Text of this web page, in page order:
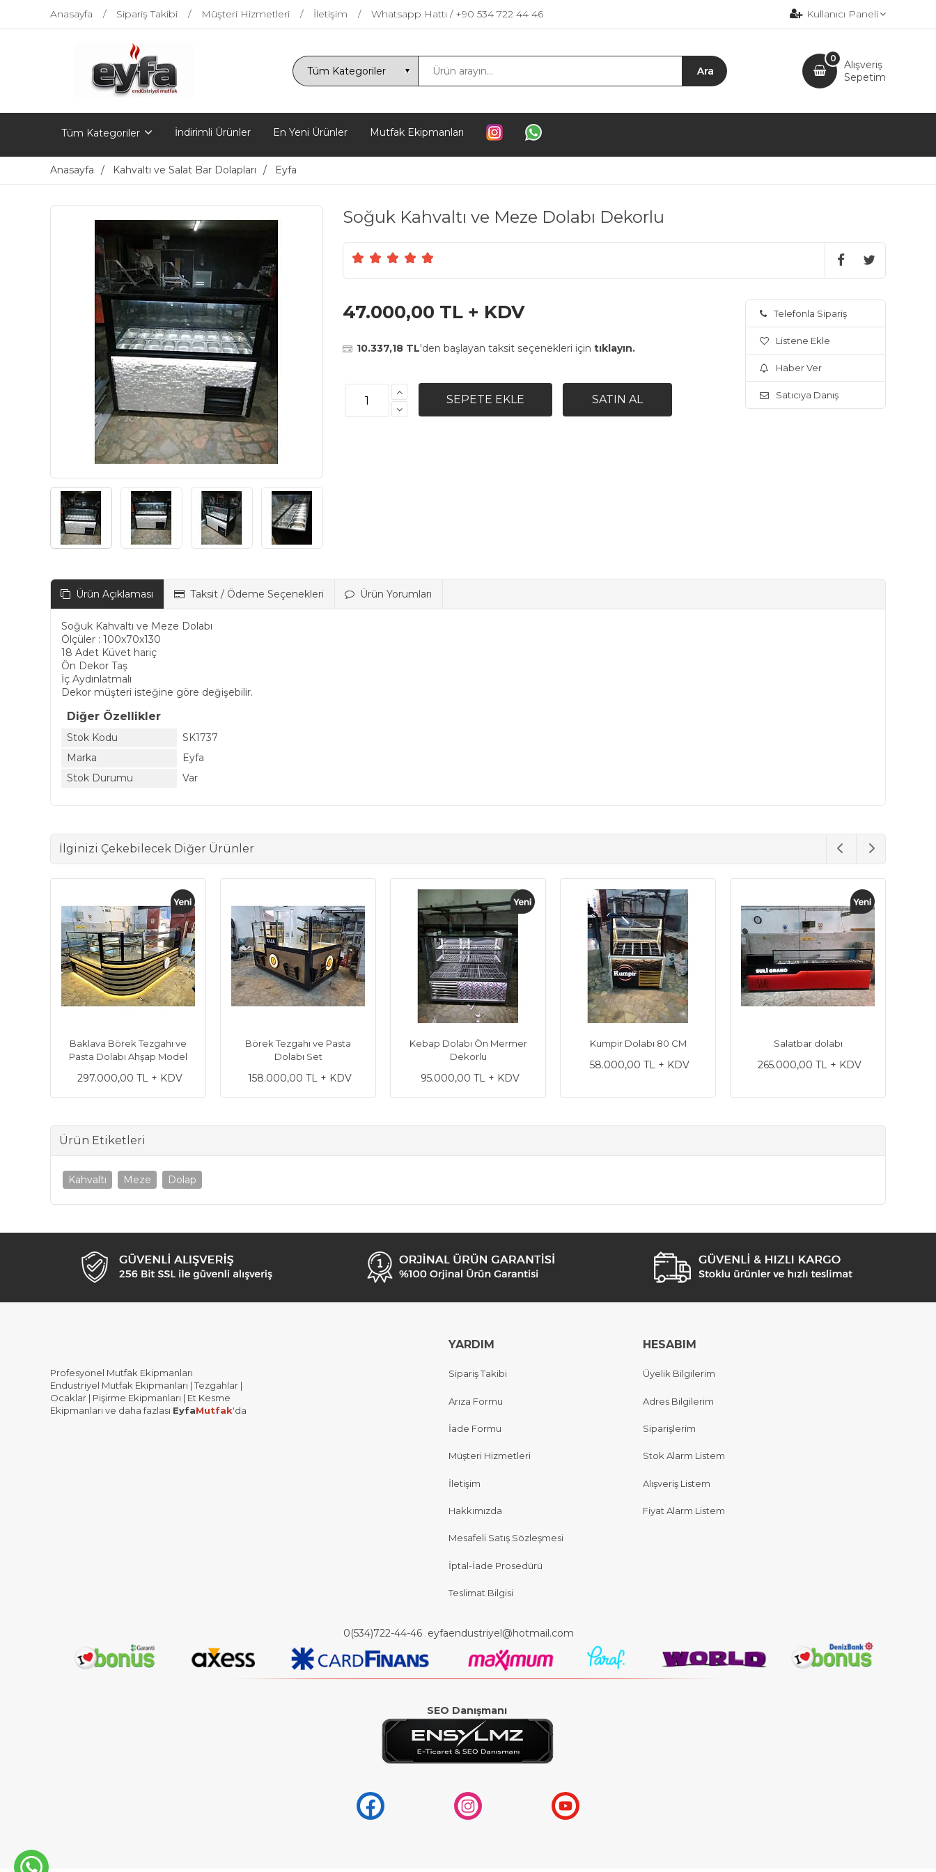
Anasayfa Sipariş Takibi Müşteri Hizmetleri İletişim Whatsapp Hattı / +90 534 722 44 46 Kullanıcı Paneli
Alışveriş
Sepetim
0
Tüm Kategoriler İndirimli Ürünler En Yeni Ürünler Mutfak Ekipmanları
Anasayfa Kahvaltı ve Salat Bar Dolapları Eyfa
Soğuk Kahvaltı ve Meze Dolabı Dekorlu
47.000,00 TL + KDV
10.337,18 TL'den başlayan taksit seçenekleri için tıklayın.
Telefonla Sipariş
Listene Ekle
Haber Ver
Satıcıya Danış
Ürün Açıklaması Taksit / Ödeme Seçenekleri Ürün Yorumları
Soğuk Kahvaltı ve Meze Dolabı
Ölçüler : 100x70x130
18 Adet Küvet hariç
Ön Dekor Taş
İç Aydınlatmalı
Dekor müşteri isteğine göre değişebilir.
Diğer Özellikler
Stok Kodu
SK1737
Marka
Eyfa
Stok Durumu
Var
İlginizi Çekebilecek Diğer Ürünler
Baklava Börek Tezgahı ve
Pasta Dolabı Ahşap Model
297.000,00 TL + KDV
Börek Tezgahı ve Pasta
Dolabı Set
158.000,00 TL + KDV
Kebap Dolabı Ön Mermer
Dekorlu
95.000,00 TL + KDV
Kumpir Dolabı 80 CM
58.000,00 TL + KDV
Salatbar dolabı
265.000,00 TL + KDV
Ürün Etiketleri
Kahvaltı Meze Dolap
Profesyonel Mutfak Ekipmanları
Endustriyel Mutfak Ekipmanları | Tezgahlar |
Ocaklar | Pişirme Ekipmanları | Et Kesme
Ekipmanları ve daha fazlası EyfaMutfak'da
YARDIM
Sipariş Takibi
Arıza Formu
İade Formu
Müşteri Hizmetleri
İletişim
Hakkımızda
Mesafeli Satış Sözleşmesi
İptal-İade Prosedürü
Teslimat Bilgisi
HESABIM
Üyelik Bilgilerim
Adres Bilgilerim
Siparişlerim
Stok Alarm Listem
Alışveriş Listem
Fiyat Alarm Listem
0(534)722-44-46 eyfaendustriyel@hotmail.com
SEO Danışmanı